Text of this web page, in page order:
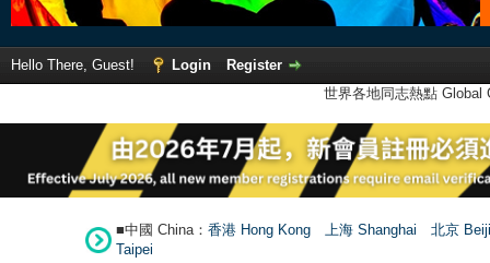
Hello There, Guest! Login
Register
世界各地同志熱點
■中國 China： 香港 Hong Kong 上海 Shanghai
北京
Taipei